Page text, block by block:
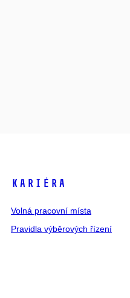
Kariéra
Volná pracovní místa
Pravidla výběrových řízení